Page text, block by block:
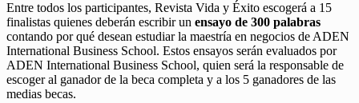
Entre todos los participantes, Revista Vida y Éxito escogerá a 15
finalistas quienes deberán escribir un ensayo de 300 palabras
contando por qué desean estudiar la maestría en negocios de ADEN
International Business School. Estos ensayos serán evaluados por
ADEN International Business School, quien será la responsable de
escoger al ganador de la beca completa y a los 5 ganadores de las
medias becas.